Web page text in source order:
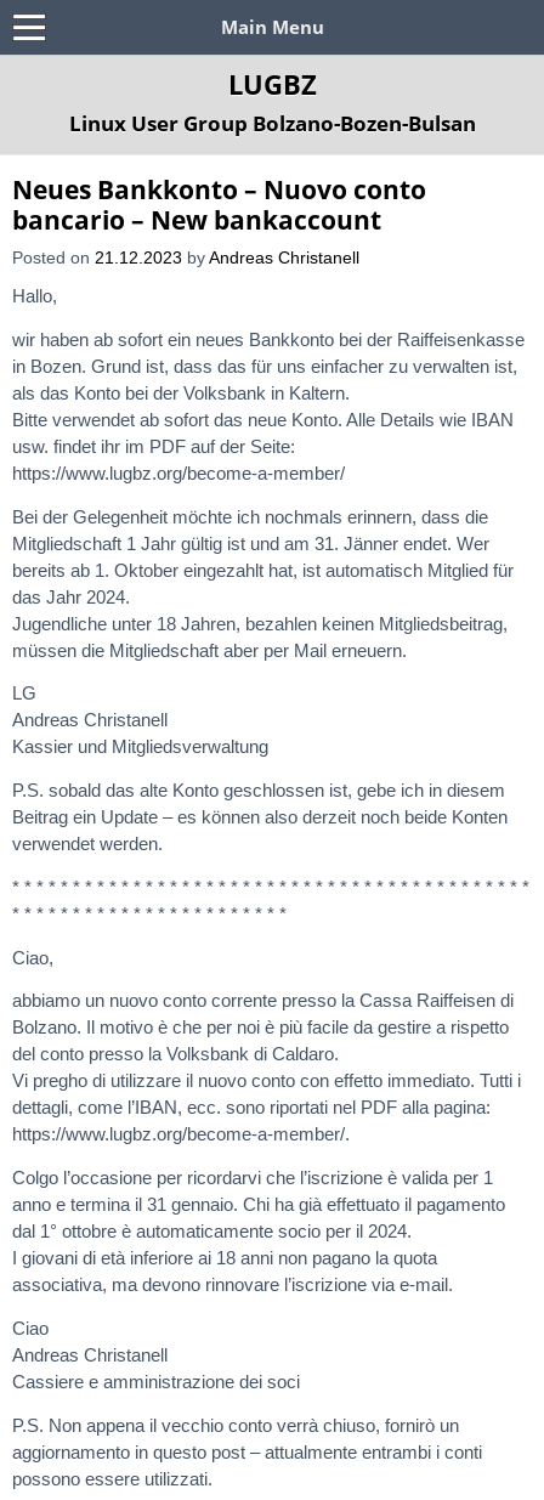
Main Menu
LUGBZ
Linux User Group Bolzano-Bozen-Bulsan
Neues Bankkonto – Nuovo conto
bancario – New bankaccount
Posted on 21.12.2023 by Andreas Christanell
Hallo,
wir haben ab sofort ein neues Bankkonto bei der Raiffeisenkasse
in Bozen. Grund ist, dass das für uns einfacher zu verwalten ist,
als das Konto bei der Volksbank in Kaltern.
Bitte verwendet ab sofort das neue Konto. Alle Details wie IBAN
usw. findet ihr im PDF auf der Seite:
https://www.lugbz.org/become-a-member/
Bei der Gelegenheit möchte ich nochmals erinnern, dass die
Mitgliedschaft 1 Jahr gültig ist und am 31. Jänner endet. Wer
bereits ab 1. Oktober eingezahlt hat, ist automatisch Mitglied für
das Jahr 2024.
Jugendliche unter 18 Jahren, bezahlen keinen Mitgliedsbeitrag,
müssen die Mitgliedschaft aber per Mail erneuern.
LG
Andreas Christanell
Kassier und Mitgliedsverwaltung
P.S. sobald das alte Konto geschlossen ist, gebe ich in diesem
Beitrag ein Update – es können also derzeit noch beide Konten
verwendet werden.
* * * * * * * * * * * * * * * * * * * * * * * * * * * * * * * * * * * * * * * * * * *
* * * * * * * * * * * * * * * * * * * * * * *
Ciao,
abbiamo un nuovo conto corrente presso la Cassa Raiffeisen di
Bolzano. Il motivo è che per noi è più facile da gestire a rispetto
del conto presso la Volksbank di Caldaro.
Vi pregho di utilizzare il nuovo conto con effetto immediato. Tutti i
dettagli, come l’IBAN, ecc. sono riportati nel PDF alla pagina:
https://www.lugbz.org/become-a-member/.
Colgo l’occasione per ricordarvi che l’iscrizione è valida per 1
anno e termina il 31 gennaio. Chi ha già effettuato il pagamento
dal 1° ottobre è automaticamente socio per il 2024.
I giovani di età inferiore ai 18 anni non pagano la quota
associativa, ma devono rinnovare l’iscrizione via e-mail.
Ciao
Andreas Christanell
Cassiere e amministrazione dei soci
P.S. Non appena il vecchio conto verrà chiuso, fornirò un
aggiornamento in questo post – attualmente entrambi i conti
possono essere utilizzati.